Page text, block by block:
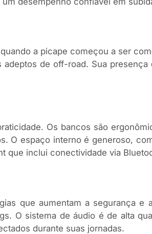
a picape começou a ser
de off-road. Sua
Os bancos são
O espaço interno é generoso,
que inclui conectividade via
que aumentam a segurança
O sistema de áudio é de alta
durante suas jornadas.